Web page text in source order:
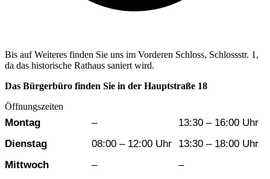
Bis auf Weiteres finden Sie uns im Vorderen Schloss, Schlossstr. 1,
da das historische Rathaus saniert wird.
Das Bürgerbüro finden Sie in der Hauptstraße 18
Öffnungszeiten
Wochentag Vormittag
Montag –
13:30 – 16:00 Uhr
Dienstag
08:00 – 12:00 Uhr
13:30 – 18:00 Uhr
Mittwoch
–
–